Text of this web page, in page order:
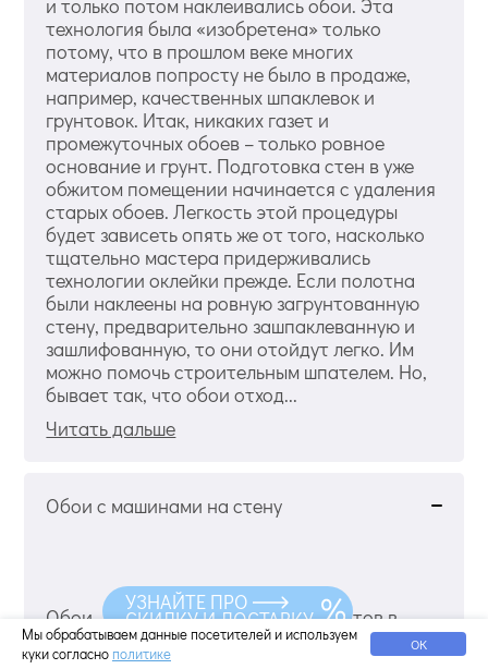
технология была «изобретена» только
потому, что в прошлом веке многих
материалов попросту не было в продаже,
например, качественных шпаклевок и
грунтовок. Итак, никаких газет и
промежуточных обоев – только ровное
основание и грунт. Подготовка стен в уже
обжитом помещении начинается с удаления
старых обоев. Легкость этой процедуры
будет зависеть опять же от того, насколько
тщательно мастера придерживались
технологии оклейки прежде. Если полотна
были наклеены на ровную загрунтованную
стену, предварительно зашпаклеванную и
зашлифованную, то они отойдут легко. Им
можно помочь строительным шпателем. Но,
бывает так, что обои отход...
Читать дальше
Обои с машинами на стену
Обои – это один из главных элементов в
интерьере, задающий настроение всему
помещению. Сегодня существует огромное
Мы обрабатываем данные посетителей и используем
куки согласно политике ОК
УЗНАЙТЕ ПРО
СКИДКУ И ДОСТАВКУ